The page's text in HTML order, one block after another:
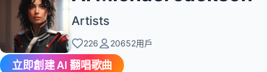
Artists
226 20652用戶
立即創建 AI 翻唱歌曲